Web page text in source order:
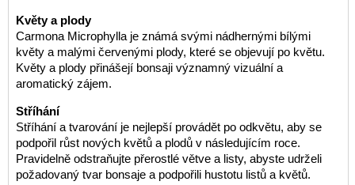
Květy a plody
Carmona Microphylla je známá svými nádhernými bílými
květy a malými červenými plody, které se objevují po květu.
Květy a plody přinášejí bonsaji významný vizuální a
aromatický zájem.
Stříhání
Stříhání a tvarování je nejlepší provádět po odkvětu, aby se
podpořil růst nových květů a plodů v následujícím roce.
Pravidelně odstraňujte přerostlé větve a listy, abyste udrželi
požadovaný tvar bonsaje a podpořili hustotu listů a květů.